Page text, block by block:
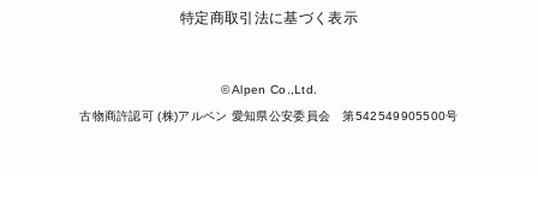
特定商取引法に基づく表示
© Alpen Co.,Ltd.
古物商許認可 (株)アルペン 愛知県公安委員会 第542549905500号